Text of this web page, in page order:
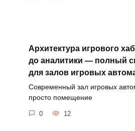
Архитектура игрового
до аналитики — полный
для залов игровых
Современный зал игровых
просто помещение
0 12